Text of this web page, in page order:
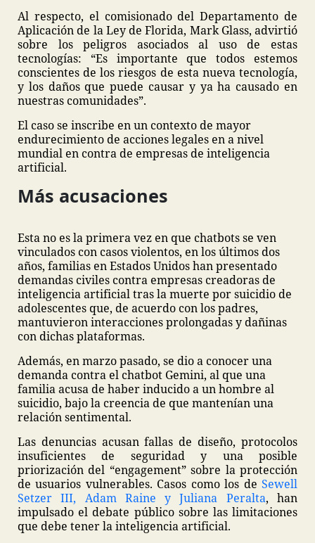
Al respecto, el comisionado del Departamento de
Aplicación de la Ley de Florida, Mark Glass, advirtió
sobre los peligros asociados al uso de estas
tecnologías: “Es importante que todos estemos
conscientes de los riesgos de esta nueva tecnología,
y los daños que puede causar y ya ha causado en
nuestras comunidades”.
El caso se inscribe en un contexto de mayor
endurecimiento de acciones legales en a nivel
mundial en contra de empresas de inteligencia
artificial.
Más acusaciones
Esta no es la primera vez en que chatbots se ven
vinculados con casos violentos, en los últimos dos
años, familias en Estados Unidos han presentado
demandas civiles contra empresas creadoras de
inteligencia artificial tras la muerte por suicidio de
adolescentes que, de acuerdo con los padres,
mantuvieron interacciones prolongadas y dañinas
con dichas plataformas.
Además, en marzo pasado, se dio a conocer una
demanda contra el chatbot Gemini, al que una
familia acusa de haber inducido a un hombre al
suicidio, bajo la creencia de que mantenían una
relación sentimental.
Las denuncias acusan fallas de diseño, protocolos
insuficientes de seguridad y una posible
priorización del “engagement” sobre la protección
de usuarios vulnerables. Casos como los de Sewell
Setzer III, Adam Raine y Juliana Peralta, han
impulsado el debate público sobre las limitaciones
que debe tener la inteligencia artificial.